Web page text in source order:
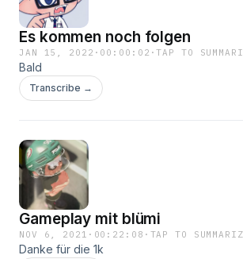
Es kommen noch folgen
JAN 15, 2022 · 00:00:02 ·TAP TO
Bald
Transcribe →
Gameplay mit blümi
NOV 6, 2021 · 00:22:08 · TAP TO
Danke für die 1k